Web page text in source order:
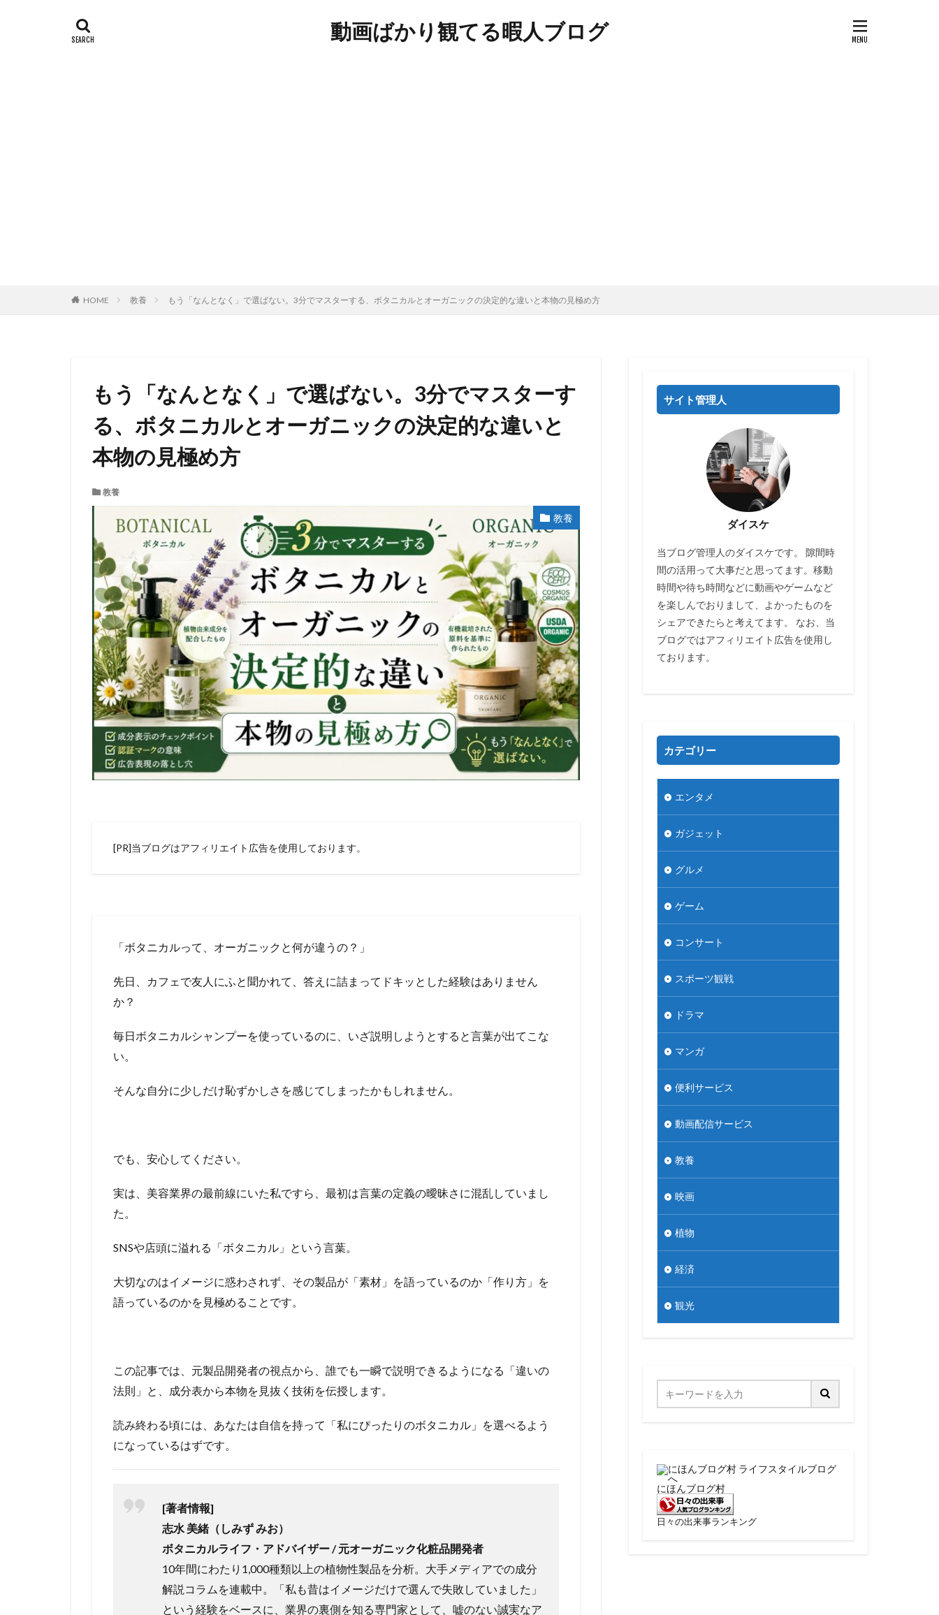
動画ばかり観てる暇人ブログ
HOME 教養 もう「なんとなく」で選ばない。3分でマスターする、ボタニカルとオーガニックの決定的な違いと本物の見極め方
もう「なんとなく」で選ばない。3分でマスターす
る、ボタニカルとオーガニックの決定的な違いと
本物の見極め方
教養
教養
[PR]当ブログはアフィリエイト広告を使用しております。
「ボタニカルって、オーガニックと何が違うの？」
先日、カフェで友人にふと聞かれて、答えに詰まってドキッとした経験はありません
か？
毎日ボタニカルシャンプーを使っているのに、いざ説明しようとすると言葉が出てこな
い。
そんな自分に少しだけ恥ずかしさを感じてしまったかもしれません。
でも、安心してください。
実は、美容業界の最前線にいた私ですら、最初は言葉の定義の曖昧さに混乱していまし
た。
SNSや店頭に溢れる「ボタニカル」という言葉。
大切なのはイメージに惑わされず、その製品が「素材」を語っているのか「作り方」を
語っているのかを見極めることです。
この記事では、元製品開発者の視点から、誰でも一瞬で説明できるようになる「違いの
法則」と、成分表から本物を見抜く技術を伝授します。
読み終わる頃には、あなたは自信を持って「私にぴったりのボタニカル」を選べるよう
になっているはずです。
[著者情報]
志水 美緒（しみず みお）
ボタニカルライフ・アドバイザー / 元オーガニック化粧品開発者
10年間にわたり1,000種類以上の植物性製品を分析。大手メディアでの成分
解説コラムを連載中。「私も昔はイメージだけで選んで失敗していました」
という経験をベースに、業界の裏側を知る専門家として、嘘のない誠実なア
サイト管理人
ダイスケ
当ブログ管理人のダイスケです。 隙間時
間の活用って大事だと思ってます。移動
時間や待ち時間などに動画やゲームなど
を楽しんでおりまして、よかったものを
シェアできたらと考えてます。 なお、当
ブログではアフィリエイト広告を使用し
ております。
カテゴリー
エンタメ
ガジェット
グルメ
ゲーム
コンサート
スポーツ観戦
ドラマ
マンガ
便利サービス
動画配信サービス
教養
映画
植物
経済
観光
にほんブログ村
日々の出来事ランキング